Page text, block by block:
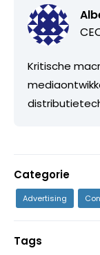
Kritische
Categorie
Advertising
Tags